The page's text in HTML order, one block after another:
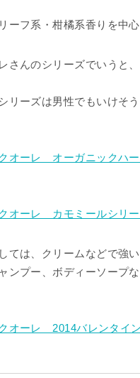
ーフ系・柑橘系香りを中
さんのシリーズでいうと
リーズは男性でもいけそう
オーレ オーガニックハ
オーレ カモミールシリ
ては、クリームなどで強
ンプー、ボディーソープ
オーレ 2014バレンタイ